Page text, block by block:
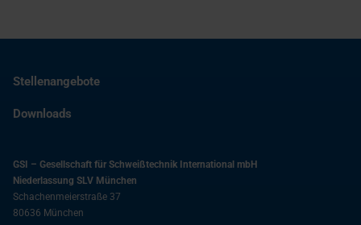
Stellenangebote
Downloads
GSI – Gesellschaft für Schweißtechnik International mbH
Niederlassung SLV München
Schachenmeierstraße 37
80636 München